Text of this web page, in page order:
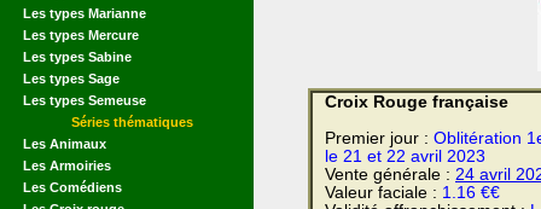
Les types Marianne
Les types Mercure
Les types Sabine
Les types Sage
Les types Semeuse
Séries thématiques
Les Animaux
Les Armoiries
Les Comédiens
Croix Rouge française
Premier jour : Oblitération
le 21 et 22 avril 2023
Vente générale : 24 avril
Valeur faciale : 1.16 €€